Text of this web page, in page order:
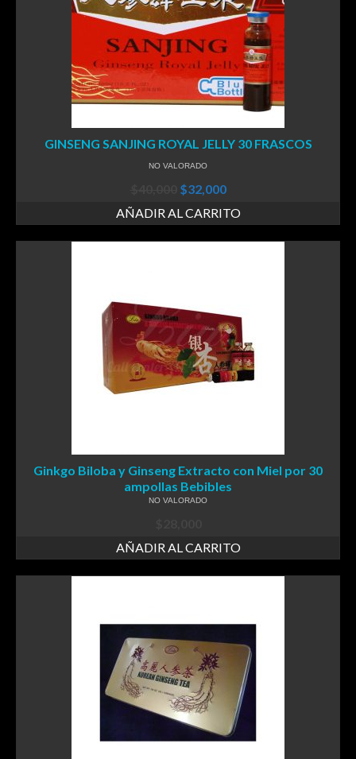
GINSENG SANJING ROYAL JELLY 30 FRASCOS
NO VALORADO
$32,000
AÑADIR AL CARRITO
Ginkgo Biloba y Ginseng Extracto con Miel por 30
ampollas Bebibles
NO VALORADO
AÑADIR AL CARRITO